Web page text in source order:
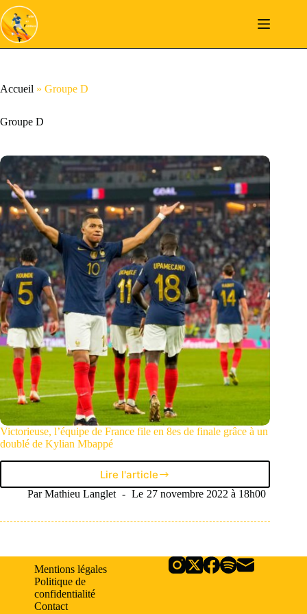
Passer
au
contenu
Accueil » Groupe D
Groupe D
Victorieuse, l’équipe de France file en 8es de finale grâce à un
doublé de Kylian Mbappé
Lire l'articleVictorieuse,
l’équipe
France
8es
Par Mathieu Langlet Le 27 novembre 2022 à 18h00
Mentions légales
Politique de
confidentialité
Contact